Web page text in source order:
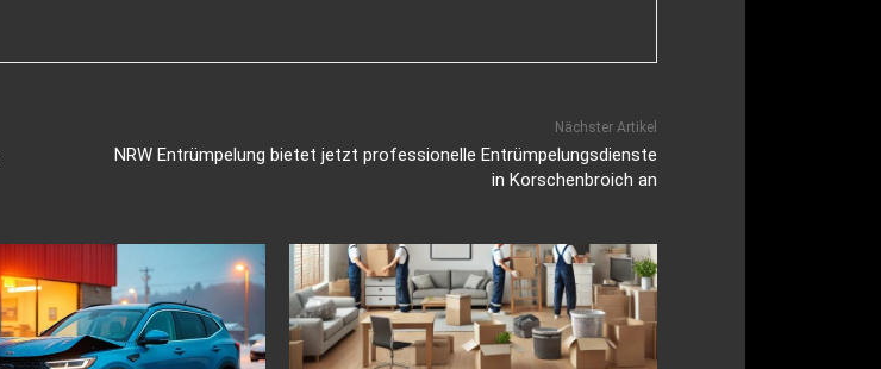
Nächster Artikel
NRW Entrümpelung bietet jetzt professionelle Entrümpelungsdienste
in Korschenbroich an